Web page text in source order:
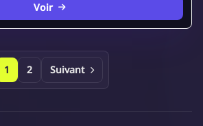
Voir
1 2 Suivant